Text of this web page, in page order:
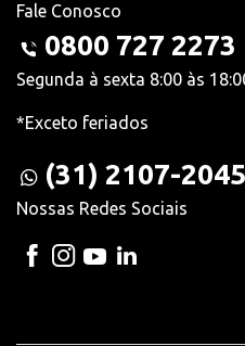
Fale Conosco
0800 727 2273
Segunda à sexta 8:00 às
*Exceto feriados
(31) 2107-2045
Nossas Redes Sociais